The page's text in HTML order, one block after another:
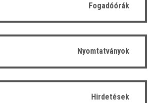
Fogadóórák
Nyomtatványok
Hirdetések